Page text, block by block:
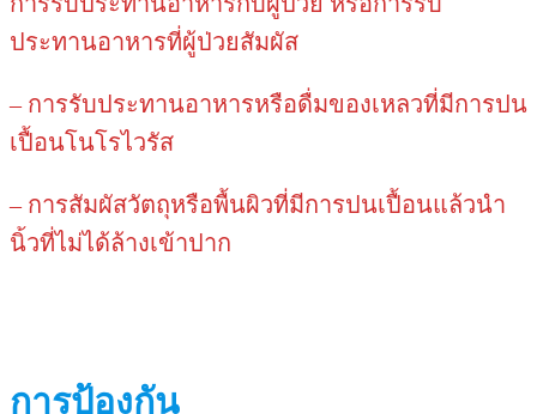
ประทานอาหารที่ผู้ป่วยสัมผัส
– การรับประทานอาหารหรือดื่มของเหลวที่มีการปน
เปื้อนโนโรไวรัส
– การสัมผัสวัตถุหรือพื้นผิวที่มีการปนเปื้อนแล้วนำ
นิ้วที่ไม่ได้ล้างเข้าปาก
การป้องกัน